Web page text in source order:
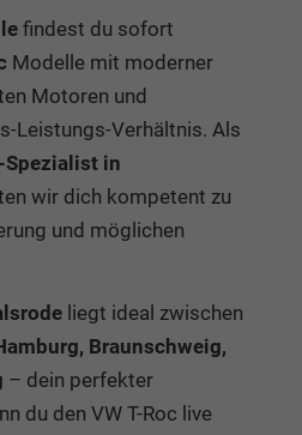
findest du sofort
Modelle mit moderner
Motoren und
Leistungs-Verhältnis. Als
Spezialist in
wir dich kompetent zu
und möglichen
liegt ideal zwischen
Braunschweig,
– dein perfekter
du den VW T-Roc live